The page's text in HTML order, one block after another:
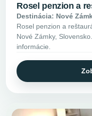
Rosel penzion a
Destinácia: Nové
Rosel penzion a
Nové Zámky,
informácie.